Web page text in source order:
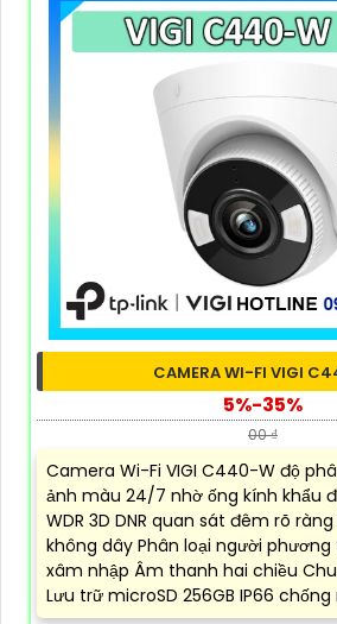
CAMERA WI-FI VIGI
5%-35%
00 ₫
Camera Wi-Fi VIGI C440-W độ
ảnh màu 24/7 nhờ ống kính khẩu
WDR 3D DNR quan sát đêm rõ
không dây Phân loại người
xâm nhập Âm thanh hai chiều
Lưu trữ microSD 256GB IP66